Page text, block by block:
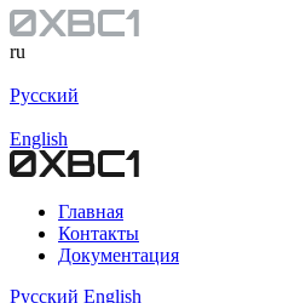
ru
Русский
English
Главная
Контакты
Документация
Русский English